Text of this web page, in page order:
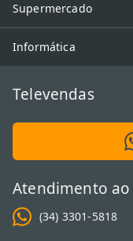
TV. Modelos
movimento, enquanto
parede, economizando
HDMI de alta
imagem</strong>.
resoluções elevadas,
evitando chuviscos ou
imersão completa.</p>
Supermercado
Informática
Televendas
Atendimento
(34) 3301-5818